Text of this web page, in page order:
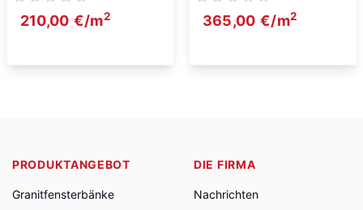
210,00 €/m2 365,00 €/m2
PRODUKTANGEBOT
Granitfensterbänke
DIE FIRMA
Nachrichten